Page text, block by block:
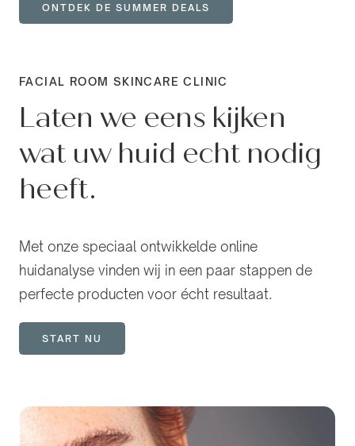
ONTDEK DE SUMMER DEALS
FACIAL ROOM SKINCARE CLINIC
Laten we eens kijken
wat uw huid echt nodig
heeft.
Met onze speciaal ontwikkelde online
huidanalyse vinden wij in een paar stappen de
perfecte producten voor écht resultaat.
START NU